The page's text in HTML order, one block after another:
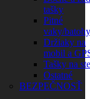
tašky
Pitné
vaky/batohy
Držiaky na
mobil a
Tašky na
Ostatné
BEZPEČNOSŤ